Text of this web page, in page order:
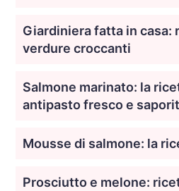
Giardiniera fatta in casa:
verdure croccanti
Salmone marinato: la
antipasto fresco e
Mousse di salmone: la
Prosciutto e melone: